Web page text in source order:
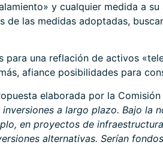
y cualquier medida a
de las medidas adoptadas,
para una reflación de activos
afiance posibilidades para
elaborada por la Comisión
a largo plazo. Bajo la
en proyectos de
alternativas. Serían